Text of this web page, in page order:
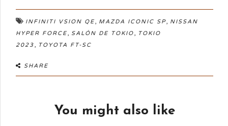
INFINITI VSION QE, MAZDA ICONIC SP, NISSAN
HYPER FORCE, SALÓN DE TOKIO, TOKIO
2023, TOYOTA FT-SC
SHARE
You might also like